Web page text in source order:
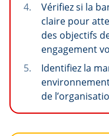
Vérifiez si la
claire pour
des objectifs
engagement
Identifiez la
de